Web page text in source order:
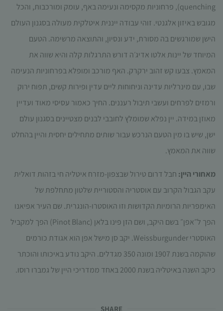
quenching), פרחוניות מקסימה ונעימה באף, עומק ומורכבות, והכל
מגובש באיזון אלגנטי. זוהי עבודה ייננית איטלקית מעולה בסגנון העולם
הישן שמורגשים בה מסורת, ידע ונסיון, והתוצאה מרשימה. הטעם
המיוחד של יינות אלטו אדיג׳ה דורש התרגלות קלה והיא שווה את
המאמץ. צבעו קש זהוב ירקרק. האף מורכב ומופלא בפרחוניות הנעימה
שבו, עם מינרליות עדינה וניחוחות ליים עדין ופירות קשים, תפוח ירוק
ורמזים לפרחים ועשבי תיבול רעננים. החיך כאמור עסיסי מאוד ועדיין
מאוזן במידה. יין נפלא שמומלץ לחובבי לבנים מצטיינים בסגנון עולם
ישן, שיש בו מין הטעם הנרכש עבור שותים מתחילים יחסית והיין בהחלט
שווה את המאמץ.
מאחורי היין: חבל דרום טירול שבצפון-מזרח איטליה חי בזהות דואלית
עקב הגבול הקרוב עם אוסטריה והסטוריית שלטון מתחלפת של
האימפריות הרומיות הקדושות וזו האוסטרו-הונגרית. שם העיר אפיאנו
הפך ל״אפן״ בשם היקב, ושם הזן פינו בלאן (Pinot Blanc) הפך למקביל
האוסטרי Weissburgunder. יקב סן מישל אפן הוא אגודת כורמים
שהוקמה בשנת 1907 ומונה 350 מגדלים. היקב נודע באיכותו והוכתר
כיקב השנה באיטליה בשנת 2000 באחד ממדריכי היין של גמברו רוסו.
SHARE​
במהלך
ביקורך. אם
תסרב/י
לקובצי
Cookie
אלו, חלק
מהפונקציות
באתר
עשויות
להיעלם.
שיווקי
תחומי
וההתנהגות
ביקורך
באתר,
תגדל
ההזדמנות
לראות
והצעות